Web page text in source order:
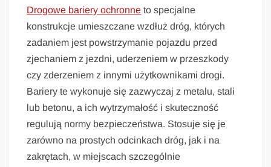
Drogowe bariery ochronne to specjalne
konstrukcje umieszczane wzdłuż dróg, których
zadaniem jest powstrzymanie pojazdu przed
zjechaniem z jezdni, uderzeniem w przeszkody
czy zderzeniem z innymi użytkownikami drogi.
Bariery te wykonuje się zazwyczaj z metalu, stali
lub betonu, a ich wytrzymałość i skuteczność
regulują normy bezpieczeństwa. Stosuje się je
zarówno na prostych odcinkach dróg, jak i na
zakrętach, w miejscach szczególnie